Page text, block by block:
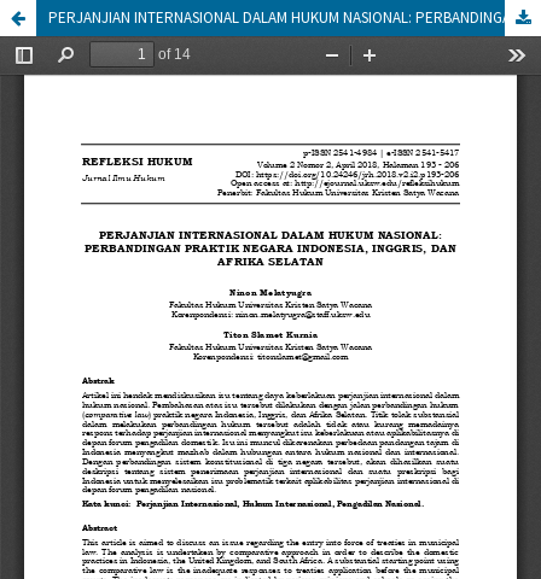
PERJANJIAN INTERNASIONAL DALAM HUKUM NASIONAL: PERBANDINGAN PRAKTIK NEGARA INDONESIA, INGGRIS, DAN AFRIKA SELATAN